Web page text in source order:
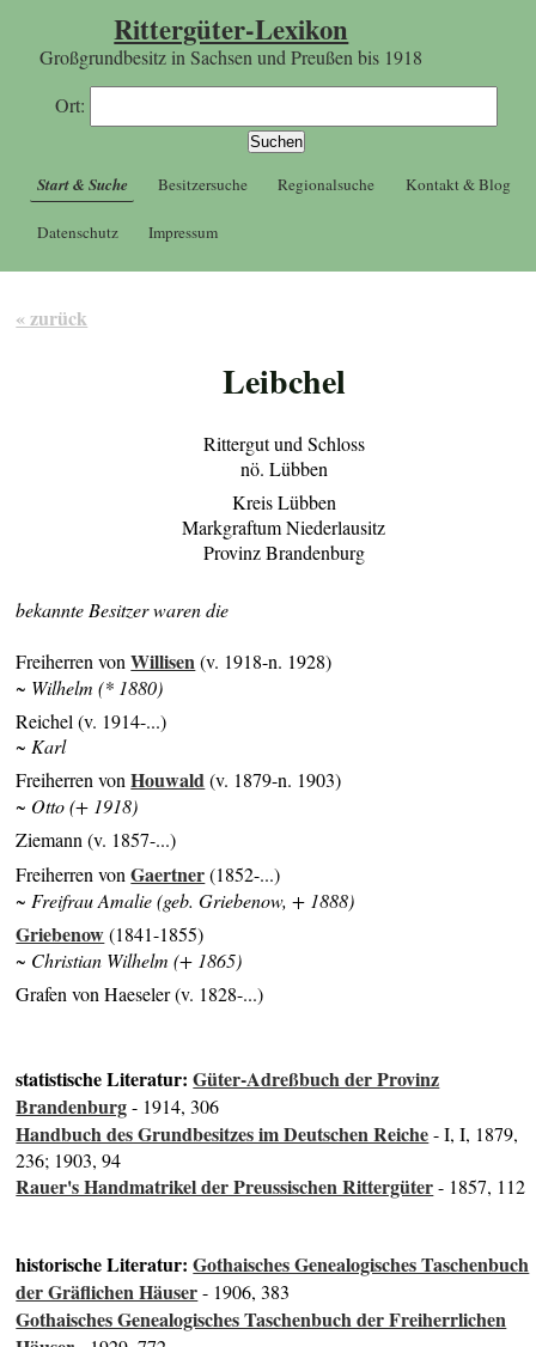
Rittergüter-Lexikon
Großgrundbesitz in Sachsen und Preußen bis 1918
Ort:
Start & Suche Besitzersuche Regionalsuche Kontakt & Blog
Datenschutz Impressum
« zurück
Leibchel
Rittergut und Schloss
nö. Lübben
Kreis Lübben
Markgraftum Niederlausitz
Provinz Brandenburg
bekannte Besitzer waren die
Freiherren vonWillisen(v. 1918-n. 1928)
~ Wilhelm (* 1880)
Reichel (v. 1914-...)
~ Karl
Freiherren vonHouwald(v. 1879-n. 1903)
~ Otto (+ 1918)
Ziemann (v. 1857-...)
Freiherren vonGaertner(1852-...)
~ Freifrau Amalie (geb. Griebenow, + 1888)
Griebenow(1841-1855)
~ Christian Wilhelm (+ 1865)
Grafen von Haeseler (v. 1828-...)
statistische Literatur:Güter-Adreßbuch der Provinz
Brandenburg- 1914, 306
Handbuch des Grundbesitzes im Deutschen Reiche- I, I, 1879,
236; 1903, 94
Rauer's Handmatrikel der Preussischen Rittergüter- 1857, 112
historische Literatur:Gothaisches Genealogisches Taschenbuch
der Gräflichen Häuser- 1906, 383
Gothaisches Genealogisches Taschenbuch der Freiherrlichen